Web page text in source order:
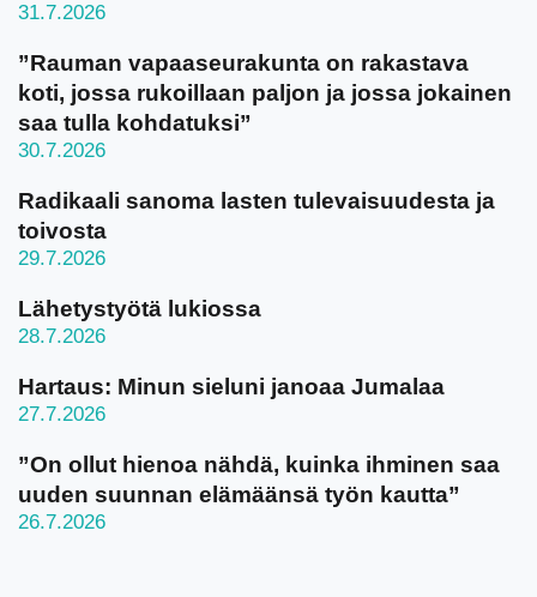
31.7.2026
”Rauman vapaaseurakunta on rakastava
koti, jossa rukoillaan paljon ja jossa jokainen
saa tulla kohdatuksi”
30.7.2026
Radikaali sanoma lasten tulevaisuudesta ja
toivosta
29.7.2026
Lähetystyötä lukiossa
28.7.2026
Hartaus: Minun sieluni janoaa Jumalaa
27.7.2026
”On ollut hienoa nähdä, kuinka ihminen saa
uuden suunnan elämäänsä työn kautta”
26.7.2026